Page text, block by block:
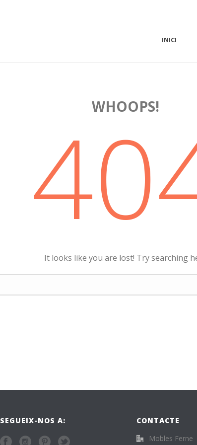
INICI
WHOOPS!
It looks like you are lost! Try searching
SEGUEIX-NOS A:
CONTACTE
Mobles Ferne